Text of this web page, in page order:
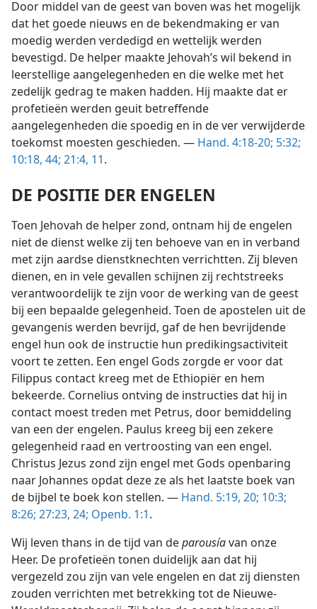
Door middel van de geest van boven was het mogelijk
dat het goede nieuws en de bekendmaking er van
moedig werden verdedigd en wettelijk werden
bevestigd. De helper maakte Jehovah’s wil bekend in
leerstellige aangelegenheden en die welke met het
zedelijk gedrag te maken hadden. Hij maakte dat er
profetieën werden geuit betreffende
aangelegenheden die spoedig en in de ver verwijderde
toekomst moesten geschieden. —
Toen Jehovah de helper zond, ontnam hij de engelen
niet de dienst welke zij ten behoeve van en in verband
met zijn aardse dienstknechten verrichtten. Zij bleven
dienen, en in vele gevallen schijnen zij rechtstreeks
verantwoordelijk te zijn voor de werking van de geest
bij een bepaalde gelegenheid. Toen de apostelen uit de
gevangenis werden bevrijd, gaf de hen bevrijdende
engel hun ook de instructie hun predikingsactiviteit
voort te zetten. Een engel Gods zorgde er voor dat
Filippus contact kreeg met de Ethiopiër en hem
bekeerde. Cornelius ontving de instructies dat hij in
contact moest treden met Petrus, door bemiddeling
van een der engelen. Paulus kreeg bij een zekere
gelegenheid raad en vertroosting van een engel.
Christus Jezus zond zijn engel met Gods openbaring
naar Johannes opdat deze ze als het laatste boek van
de bijbel te boek kon stellen. —
Wij leven thans in de tijd van deparousíavan onze
Heer. De profetieën tonen duidelijk aan dat hij
vergezeld zou zijn van vele engelen en dat zij diensten